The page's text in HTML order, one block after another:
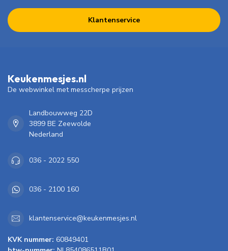
Klantenservice
Keukenmesjes.nl
De webwinkel met messcherpe prijzen
Landbouwweg 22D
3899 BE Zeewolde
Nederland
036 - 2022 550
036 - 2100 160
klantenservice@keukenmesjes.nl
KVK nummer: 60849401